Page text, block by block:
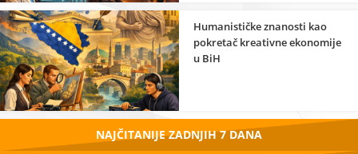
Humanističke znanosti kao
pokretač kreativne ekonomije
u BiH
NAJČITANIJE ZADNJIH 7 DANA